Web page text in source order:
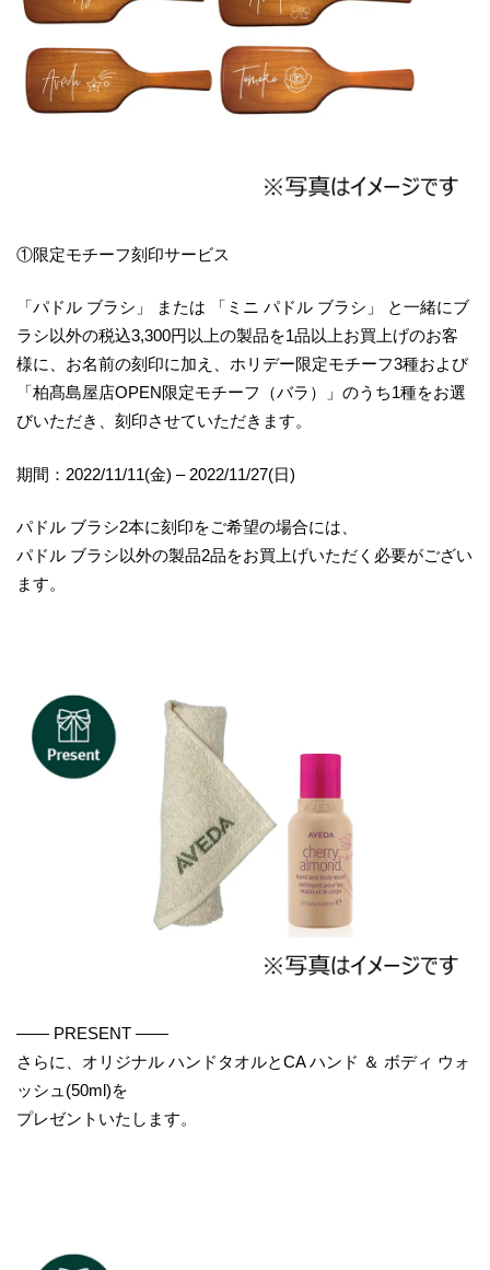
①限定モチーフ刻印サービス
「パドル ブラシ」 または 「ミニ パドル ブラシ」 と一緒にブ
ラシ以外の税込3,300円以上の製品を1品以上お買上げのお客
様に、お名前の刻印に加え、ホリデー限定モチーフ3種および
「柏髙島屋店OPEN限定モチーフ（バラ）」のうち1種をお選
びいただき、刻印させていただきます。
期間：2022/11/11(金) – 2022/11/27(日)
パドル ブラシ2本に刻印をご希望の場合には、
パドル ブラシ以外の製品2品をお買上げいただく必要がござい
ます。
―― PRESENT ――
さらに、オリジナル ハンドタオルとCA ハンド ＆ ボディ ウォ
ッシュ(50ml)を
プレゼントいたします。